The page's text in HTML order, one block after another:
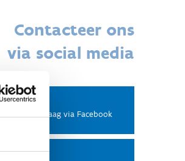
Contacteer ons
via social media
ons een vraag via Facebook